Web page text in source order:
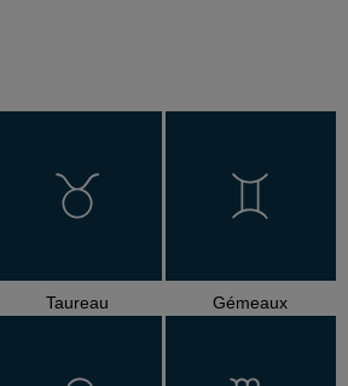
Taureau Gémeaux